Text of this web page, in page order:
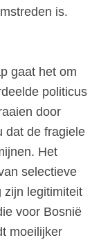
is.
gaat het om
politicus
door
dat de fragiele
Het
selectieve
zijn legitimiteit
voor Bosnië
moeilijker